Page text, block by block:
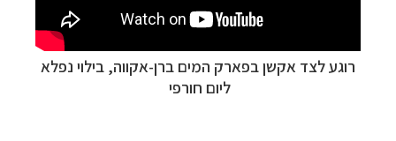
רוגע לצד אקשן בפארק המים ברן-אקווה, בילוי נפלא
ליום חורפי